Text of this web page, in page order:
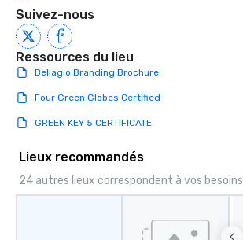
Suivez-nous
Ressources du lieu
Bellagio Branding Brochure
Four Green Globes Certified
GREEN KEY 5 CERTIFICATE
Lieux recommandés
24 autres lieux correspondent à vos besoins